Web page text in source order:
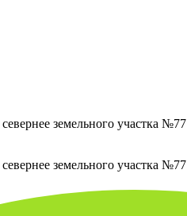
земельного участка №77
земельного участка №77